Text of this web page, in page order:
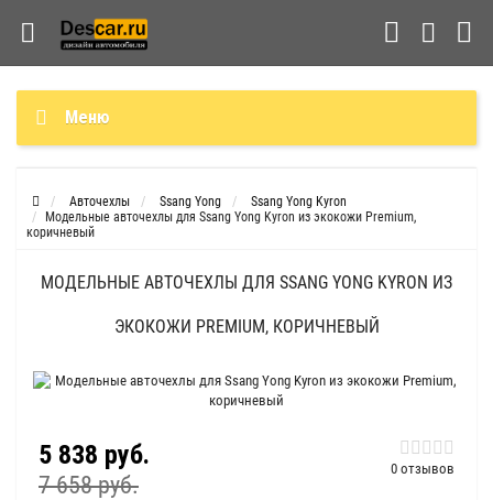
Меню
Авточехлы Ssang Yong
Ssang Yong Kyron
Модельные авточехлы для Ssang Yong Kyron из экокожи Premium,
коричневый
МОДЕЛЬНЫЕ АВТОЧЕХЛЫ ДЛЯ SSANG YONG KYRON ИЗ
ЭКОКОЖИ PREMIUM, КОРИЧНЕВЫЙ
0 отзывов
5 838 руб.
7 658 руб.